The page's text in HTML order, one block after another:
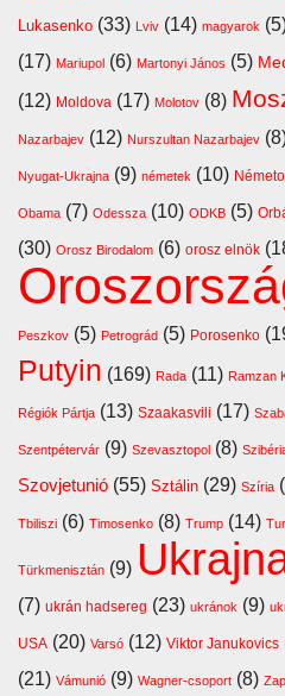
Lukasenko (33) Lviv (14) magyarok
(17) Mariupol (6) Martonyi János (5)
(12) Moldova (17) Molotov (8)
Nazarbajev (12) Nurszultan Nazarbajev
Nyugat-Ukrajna (9) németek (10)
Obama (7) Odessza (10) ODKB (5)
(30) Orosz Birodalom (6) orosz elnök
Peszkov (5) Petrográd (5) Porosenko
Putyin (169) Rada (11) Ramzan
Régiók Pártja (13) Szaakasvili (17)
Szentpétervár (9) Szevasztopol (8)
Szovjetunió (55) Sztálin (29) Szíria
Tbiliszi (6) Timosenko (8) Trump (14)
Türkmenisztán (9)
(7) ukrán hadsereg (23) ukránok (9)
USA (20) Varsó (12) Viktor Janukovics
(21) Vámunió (9) Wagner-csoport (8)